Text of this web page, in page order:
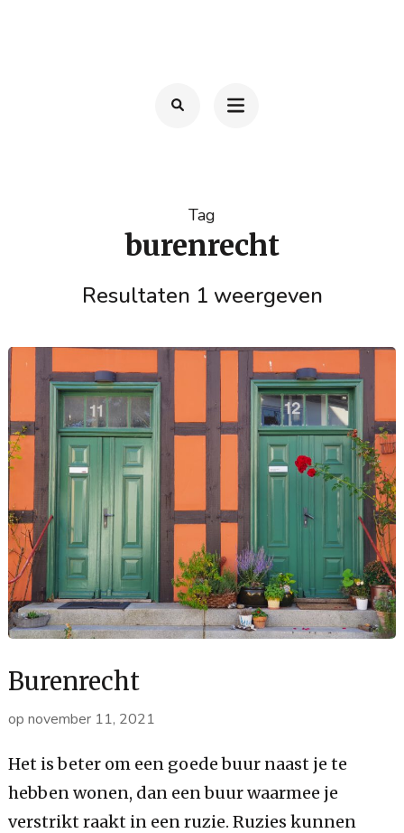
Tag
burenrecht
Resultaten 1 weergeven
Burenrecht
op november 11, 2021
Het is beter om een goede buur naast je te
hebben wonen, dan een buur waarmee je
verstrikt raakt in een ruzie. Ruzies kunnen